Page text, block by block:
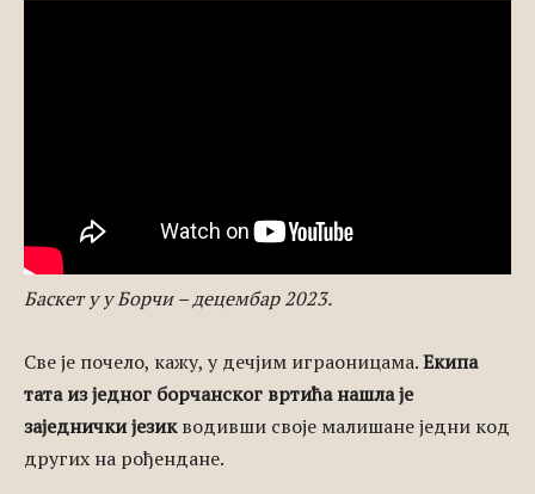
Баскет у у Борчи – децембар 2023.
Све је почело, кажу, у дечјим играоницама.Екипа
тата из једног борчанског вртића нашла је
заједнички језикводивши своје малишане једни код
других на рођендане.